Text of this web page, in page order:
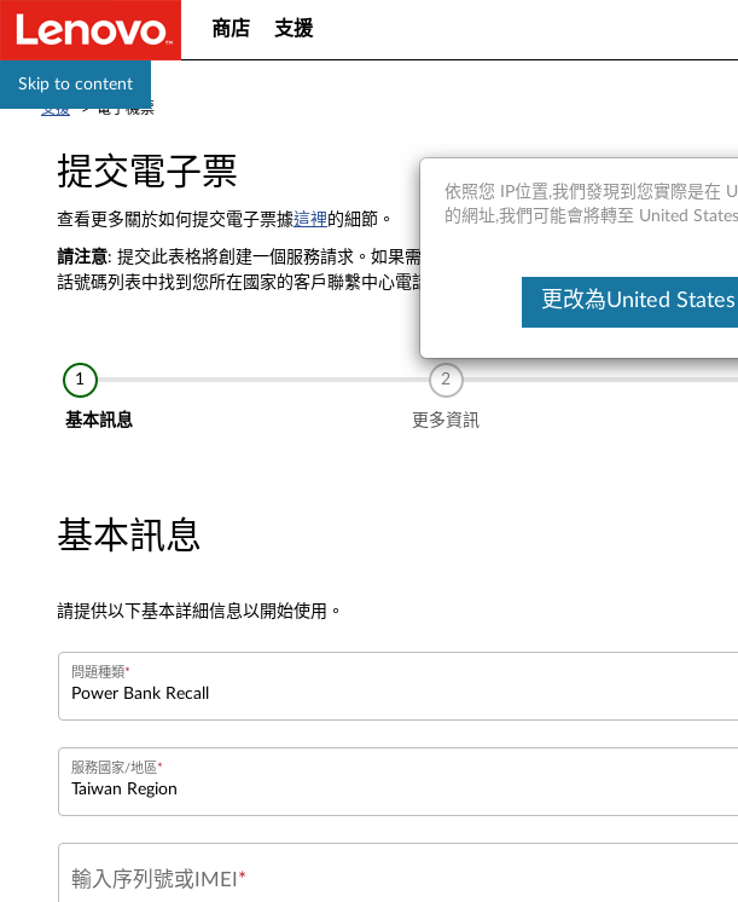
Skip to content
商店 支援
支援 >電子機票
提交電子票
查看更多關於如何提交電子票據這裡 的細節。
請注意: 提交此表格將創建一個服務請求。如果需要額外的信息，您將在接下來的24個工
話號碼列表中找到您所在國家的客戶聯繫中心電話號碼。
基本訊息 更多資訊
基本訊息
請提供以下基本詳細信息以開始使用。
問題種類
服務國家/地區
輸入序列號或IMEI
依照您 IP位置,我們發現到您實際是在
的網址,我們可能會將轉至 United
更改為United